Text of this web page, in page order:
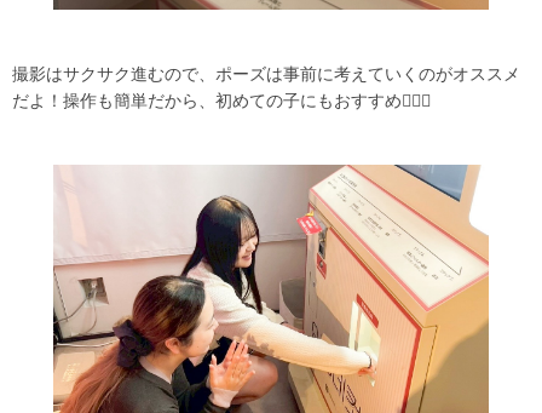
撮影はサクサク進むので、ポーズは事前に考えていくのがオススメ
だよ！操作も簡単だから、初めての子にもおすすめ🙆🏻‍♀️